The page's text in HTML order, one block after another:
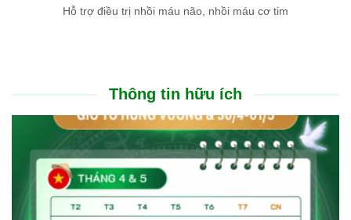
Hỗ trợ điều trị nhồi máu não, nhồi máu cơ tim
Thông tin hữu ích